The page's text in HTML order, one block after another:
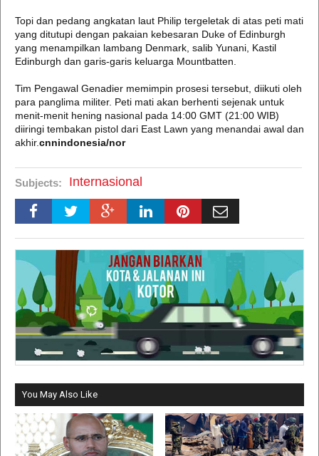
Topi dan pedang angkatan laut Philip tergeletak di atas peti mati
yang ditutupi dengan pakaian kebesaran Duke of Edinburgh
yang menampilkan lambang Denmark, salib Yunani, Kastil
Edinburgh dan garis-garis keluarga Mountbatten.
Tim Pengawal Genadier memimpin prosesi tersebut, diikuti oleh
para panglima militer. Peti mati akan berhenti sejenak untuk
menit-menit hening nasional pada 14:00 GMT (21:00 WIB)
diiringi tembakan pistol dari East Lawn yang menandai awal dan
akhir.cnnindonesia/nor
Subjects: Internasional
You May Also Like